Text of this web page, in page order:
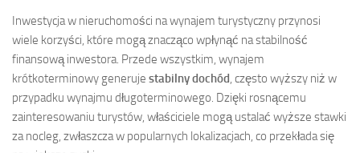
Inwestycja w nieruchomości na wynajem turystyczny przynosi
wiele korzyści, które mogą znacząco wpłynąć na stabilność
finansową inwestora. Przede wszystkim, wynajem
krótkoterminowy generuje stabilny dochód, często wyższy niż w
przypadku wynajmu długoterminowego. Dzięki rosnącemu
zainteresowaniu turystów, właściciele mogą ustalać wyższe stawki
za nocleg, zwłaszcza w popularnych lokalizacjach, co przekłada się